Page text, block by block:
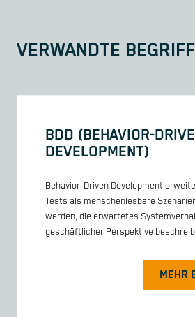
VERWANDTE
BDD (BEHAVIOR-
DEVELOPMENT)
Behavior-Driven Development
Tests als menschenlesbare
werden, die erwartetes
geschäftlicher Perspektive
MEHR